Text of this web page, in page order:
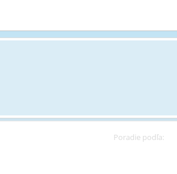
Poradie podľa: